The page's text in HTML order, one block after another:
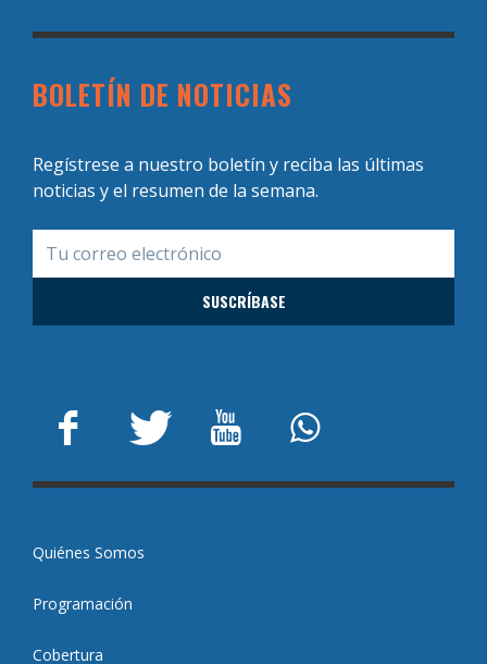
BOLETÍN DE NOTICIAS
Regístrese a nuestro boletín y reciba las últimas
noticias y el resumen de la semana.
Quiénes Somos
Programación
Cobertura